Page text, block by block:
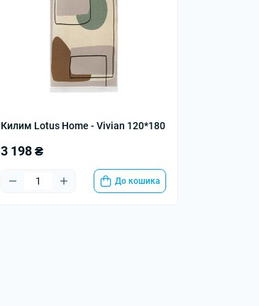
Килим Lotus Home - Vivian 120*180
3 198 ₴
До кошика